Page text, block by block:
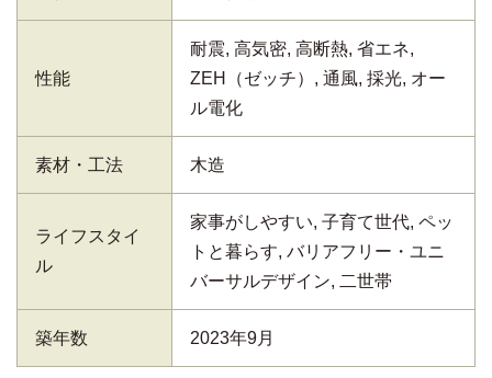
性能
耐震, 高気密, 高断熱, 省エネ,
ZEH（ゼッチ）, 通風, 採光, オー
ル電化
素材・工法 木造
ライフスタイ
ル
家事がしやすい, 子育て世代, ペッ
トと暮らす, バリアフリー・ユニ
バーサルデザイン, 二世帯
築年数 2023年9月